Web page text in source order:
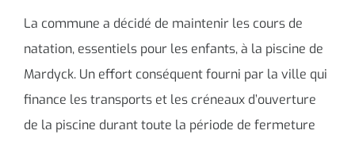
La commune a décidé de maintenir les cours de
natation, essentiels pour les enfants, à la piscine de
Mardyck. Un effort conséquent fourni par la ville qui
finance les transports et les créneaux d’ouverture
de la piscine durant toute la période de fermeture